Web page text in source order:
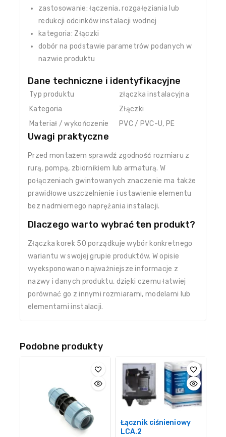
zastosowanie: łączenia, rozgałęziania lub
redukcji odcinków instalacji wodnej
kategoria: Złączki
dobór na podstawie parametrów podanych w
nazwie produktu
Dane techniczne i identyfikacyjne
Typ produktu
złączka instalacyjna
Kategoria
Złączki
Materiał / wykończenie
PVC / PVC-U, PE
Uwagi praktyczne
Przed montażem sprawdź zgodność rozmiaru z
rurą, pompą, zbiornikiem lub armaturą. W
połączeniach gwintowanych znaczenie ma także
prawidłowe uszczelnienie i ustawienie elementu
bez nadmiernego naprężania instalacji.
Dlaczego warto wybrać ten produkt?
Złączka korek 50 porządkuje wybór konkretnego
wariantu w swojej grupie produktów. W opisie
wyeksponowano najważniejsze informacje z
nazwy i danych produktu, dzięki czemu łatwiej
porównać go z innymi rozmiarami, modelami lub
elementami instalacji.
Podobne produkty
Łącznik ciśnieniowy
LCA.2